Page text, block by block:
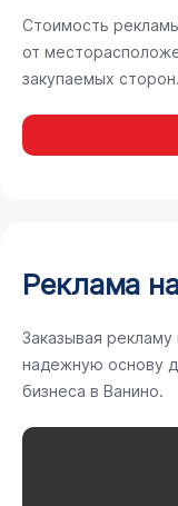
Стоимость
от
закупаемых сторон.
Реклама
Заказывая
надежную основу
бизнеса в Ванино.